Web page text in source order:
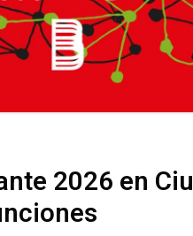
2026 en